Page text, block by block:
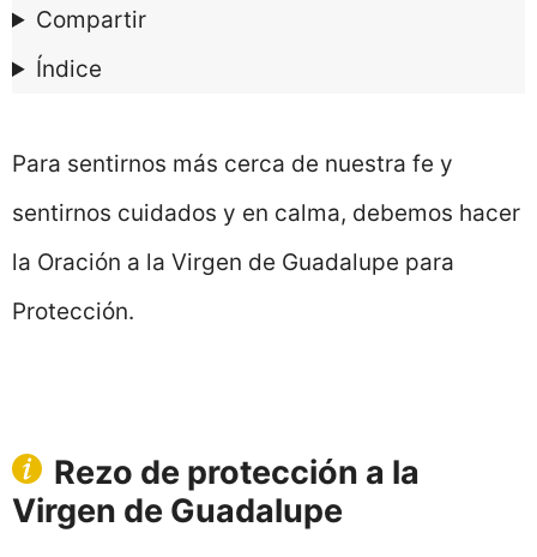
Compartir
Índice
Para sentirnos más cerca de nuestra fe y
sentirnos cuidados y en calma, debemos hacer
la Oración a la Virgen de Guadalupe para
Protección.
Rezo de protección a la
Virgen de Guadalupe